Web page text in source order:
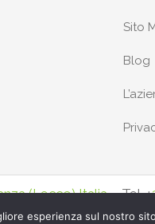
Sito
Blog
(Lecco) Italia. - Tel. +
Cookie Policy
esperienza sul nostro